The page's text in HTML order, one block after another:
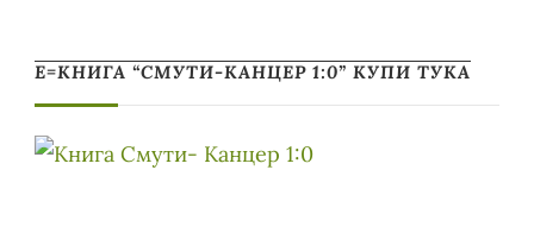
Е=КНИГА “СМУТИ-КАНЦЕР 1:0” КУПИ ТУКА